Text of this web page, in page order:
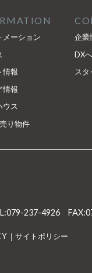
メーション
情報
情報
ウス
り物件
企業
DX
ス
237-4926
｜サイトポリシー